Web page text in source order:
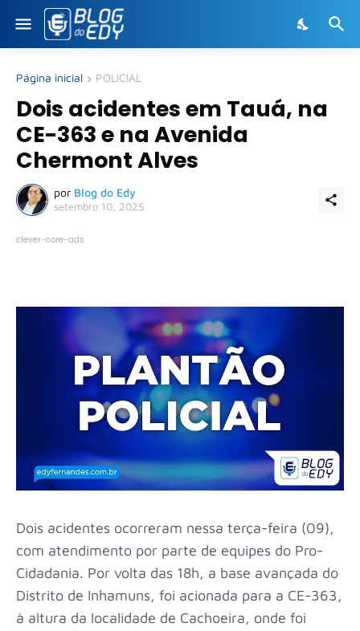
Página inicial POLICIAL
Dois acidentes em Tauá, na
CE-363 e na Avenida
Chermont Alves
por Blog do Edy
setembro 10, 2025
clever-core-ads
Dois acidentes ocorreram nessa terça-feira (09),
com atendimento por parte de equipes do Pro-
Cidadania. Por volta das 18h, a base avançada do
Distrito de Inhamuns, foi acionada para a CE-363,
à altura da localidade de Cachoeira, onde foi